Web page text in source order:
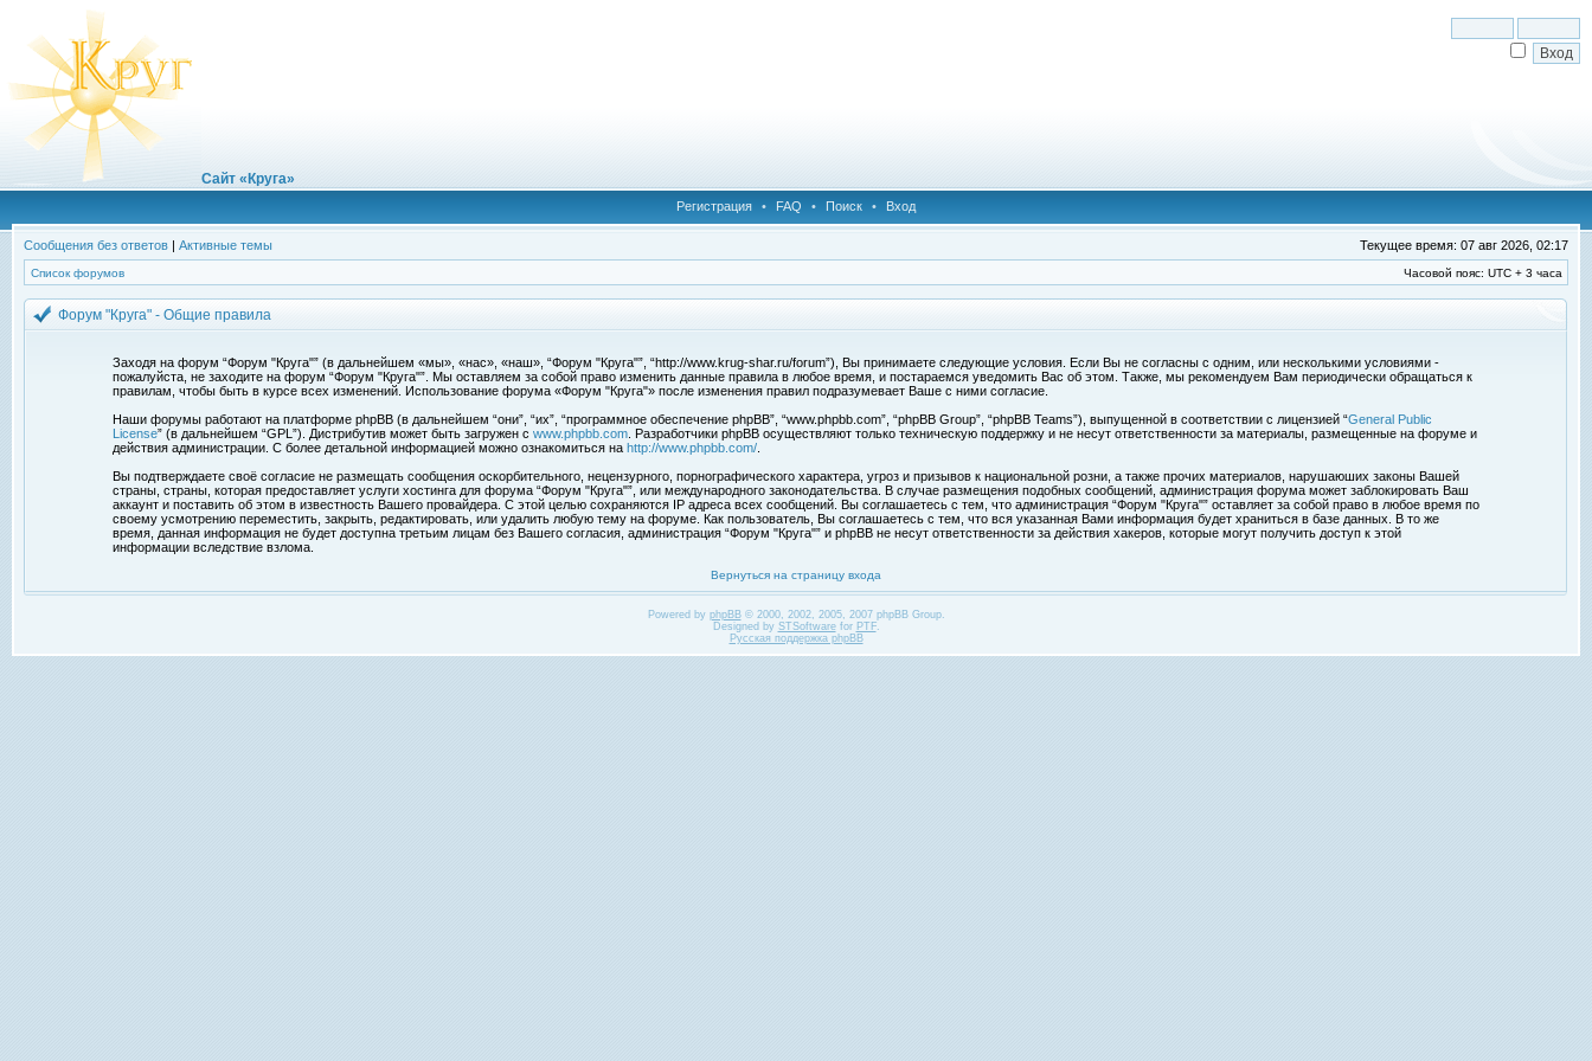
Сайт «Круга»
Регистрация • FAQ • Поиск • Вход
Сообщения без ответов | Активные темы Текущее время: 07 авг 2026, 02:17
Список форумов Часовой пояс: UTC + 3 часа
Форум "Круга" - Общие правила
Заходя на форум “Форум "Круга"” (в дальнейшем «мы», «нас», «наш», “Форум "Круга"”, “http://www.krug-shar.ru/forum”), Вы принимаете следующие условия. Если Вы не согласны с одним, или несколькими условиями -
пожалуйста, не заходите на форум “Форум "Круга"”. Мы оставляем за собой право изменить данные правила в любое время, и постараемся уведомить Вас об этом. Также, мы рекомендуем Вам периодически обращаться к
правилам, чтобы быть в курсе всех изменений. Использование форума «Форум "Круга"» после изменения правил подразумевает Ваше с ними согласие.
Наши форумы работают на платформе phpBB (в дальнейшем “они”, “их”, “программное обеспечение phpBB”, “www.phpbb.com”, “phpBB Group”, “phpBB Teams”), выпущенной в соответствии с лицензией “General Public
License” (в дальнейшем “GPL”). Дистрибутив может быть загружен с www.phpbb.com . Разработчики phpBB осуществляют только техническую поддержку и не несут ответственности за материалы, размещенные на форуме и
действия администрации. С более детальной информацией можно ознакомиться на http://www.phpbb.com/
Вы подтверждаете своё согласие не размещать сообщения оскорбительного, нецензурного, порнографического характера, угроз и призывов к национальной розни, а также прочих материалов, нарушаюших законы Вашей
страны, страны, которая предоставляет услуги хостинга для форума “Форум "Круга"”, или международного законодательства. В случае размещения подобных сообщений, администрация форума может заблокировать Ваш
аккаунт и поставить об этом в известность Вашего провайдера. С этой целью сохраняются IP адреса всех сообщений. Вы соглашаетесь с тем, что администрация “Форум "Круга"” оставляет за собой право в любое время по
своему усмотрению переместить, закрыть, редактировать, или удалить любую тему на форуме. Как пользователь, Вы соглашаетесь с тем, что вся указанная Вами информация будет храниться в базе данных. В то же
время, данная информация не будет доступна третьим лицам без Вашего согласия, администрация “Форум "Круга"” и phpBB не несут ответственности за действия хакеров, которые могут получить доступ к этой
информации вследствие взлома.
Вернуться на страницу входа
Powered by phpBB© 2000, 2002, 2005, 2007 phpBB Group.
Designed by STSoftwarefor PTF.
Русская поддержка phpBB